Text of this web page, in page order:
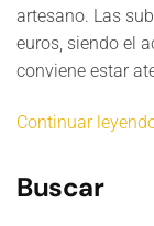
artesano. Las
euros, siendo el
conviene estar
Continuar
Buscar